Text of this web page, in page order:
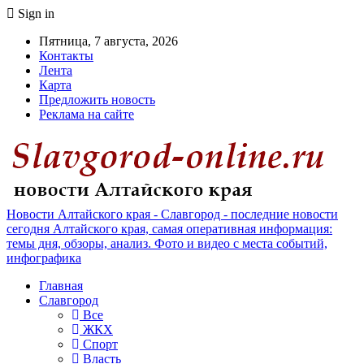
Sign in
Пятница, 7 августа, 2026
Контакты
Лента
Карта
Предложить новость
Реклама на сайте
Новости Алтайского края - Славгород - последние новости
сегодня Алтайского края, самая оперативная информация:
темы дня, обзоры, анализ. Фото и видео с места событий,
инфографика
Главная
Славгород
Все
ЖКХ
Спорт
Власть